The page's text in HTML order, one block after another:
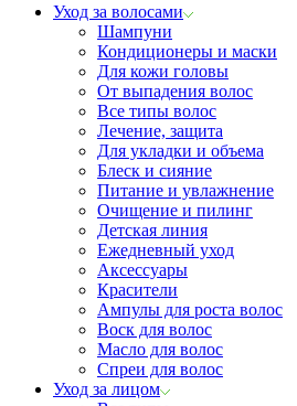
Уход за волосами
Шампуни
Кондиционеры и маски
Для кожи головы
От выпадения волос
Все типы волос
Лечение, защита
Для укладки и объема
Блеск и сияние
Питание и увлажнение
Очищение и пилинг
Детская линия
Ежедневный уход
Аксессуары
Красители
Ампулы для роста волос
Воск для волос
Масло для волос
Спреи для волос
Уход за лицом